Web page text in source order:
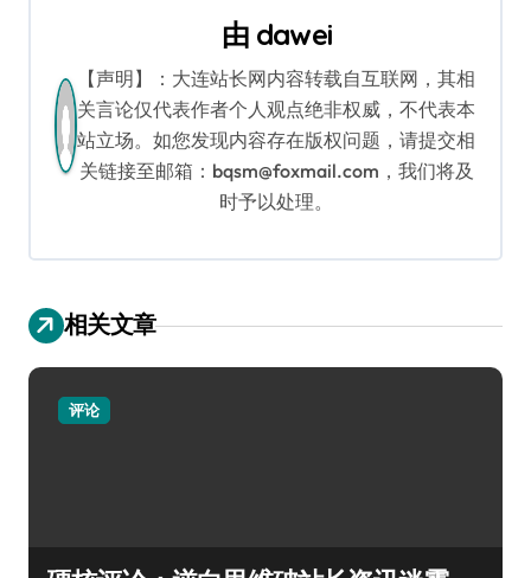
由 dawei
【声明】：大连站长网内容转载自互联网，其相
关言论仅代表作者个人观点绝非权威，不代表本
站立场。如您发现内容存在版权问题，请提交相
关链接至邮箱：bqsm@foxmail.com，我们将及
时予以处理。
相关文章
评论